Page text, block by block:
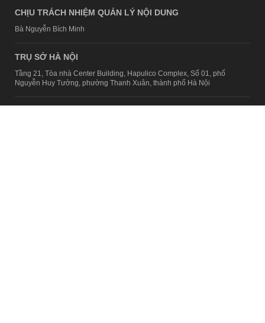
CHỊU TRÁCH NHIỆM QUẢN LÝ NỘI DUNG
Bà Nguyễn Bích Minh
TRỤ SỞ HÀ NỘI
Tầng 21, Tòa nhà Center Building, Hapulico Complex, Số 01, phố
Nguyễn Huy Tưởng, phường Thanh Xuân, thành phố Hà Nội